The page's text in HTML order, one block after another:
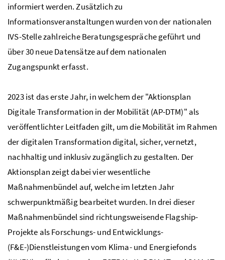
informiert werden. Zusätzlich zu
Informationsveranstaltungen wurden von der nationalen
IVS-Stelle zahlreiche Beratungsgespräche geführt und
über 30 neue Datensätze auf dem nationalen
Zugangspunkt erfasst.
2023 ist das erste Jahr, in welchem der "Aktionsplan
Digitale Transformation in der Mobilität (AP-DTM)" als
veröffentlichter Leitfaden gilt, um die Mobilität im Rahmen
der digitalen Transformation digital, sicher, vernetzt,
nachhaltig und inklusiv zugänglich zu gestalten. Der
Aktionsplan zeigt dabei vier wesentliche
Maßnahmenbündel auf, welche im letzten Jahr
schwerpunktmäßig bearbeitet wurden. In drei dieser
Maßnahmenbündel sind richtungsweisendeFlagship-
Projekte als Forschungs- und Entwicklungs-
(F&E-)Dienstleistungen vom Klima- und Energiefonds